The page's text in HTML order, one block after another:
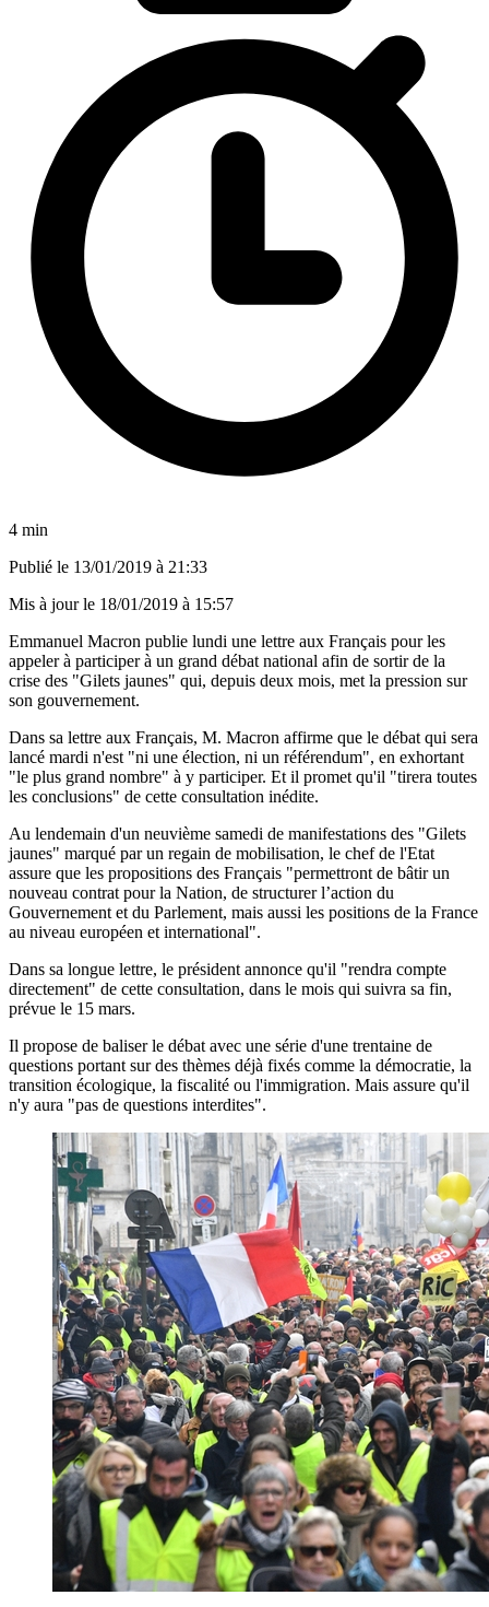
4 min
Publié le 13/01/2019 à 21:33
Mis à jour le 18/01/2019 à 15:57
Emmanuel Macron publie lundi une lettre aux Français pour les
appeler à participer à un grand débat national afin de sortir de la
crise des "Gilets jaunes" qui, depuis deux mois, met la pression sur
son gouvernement.
Dans sa lettre aux Français, M. Macron affirme que le débat qui sera
lancé mardi n'est "ni une élection, ni un référendum", en exhortant
"le plus grand nombre" à y participer. Et il promet qu'il "tirera toutes
les conclusions" de cette consultation inédite.
Au lendemain d'un neuvième samedi de manifestations des "Gilets
jaunes" marqué par un regain de mobilisation, le chef de l'Etat
assure que les propositions des Français "permettront de bâtir un
nouveau contrat pour la Nation, de structurer l’action du
Gouvernement et du Parlement, mais aussi les positions de la France
au niveau européen et international".
Dans sa longue lettre, le président annonce qu'il "rendra compte
directement" de cette consultation, dans le mois qui suivra sa fin,
prévue le 15 mars.
Il propose de baliser le débat avec une série d'une trentaine de
questions portant sur des thèmes déjà fixés comme la démocratie, la
transition écologique, la fiscalité ou l'immigration. Mais assure qu'il
n'y aura "pas de questions interdites".